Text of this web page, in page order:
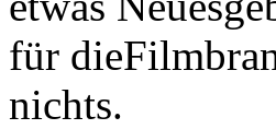
für
nichts.